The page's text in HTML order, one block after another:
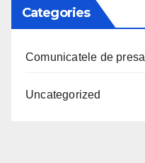
Categories
Comunicatele de presa
Uncategorized